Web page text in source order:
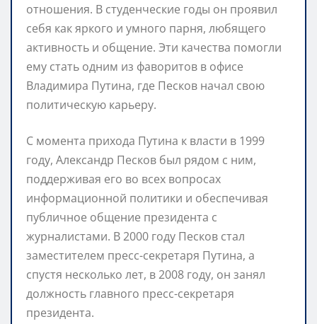
отношения. В студенческие годы он проявил
себя как яркого и умного парня, любящего
активность и общение. Эти качества помогли
ему стать одним из фаворитов в офисе
Владимира Путина, где Песков начал свою
политическую карьеру.
С момента прихода Путина к власти в 1999
году, Александр Песков был рядом с ним,
поддерживая его во всех вопросах
информационной политики и обеспечивая
публичное общение президента с
журналистами. В 2000 году Песков стал
заместителем пресс-секретаря Путина, а
спустя несколько лет, в 2008 году, он занял
должность главного пресс-секретаря
президента.